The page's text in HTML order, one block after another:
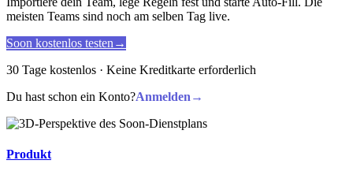
meisten Teams sind noch am selben Tag live.
Soon kostenlos testen →
30 Tage kostenlos · Keine Kreditkarte erforderlich
Du hast schon ein Konto?Anmelden →
Produkt